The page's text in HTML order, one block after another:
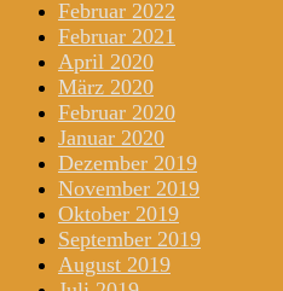
Februar 2022
Februar 2021
April 2020
März 2020
Februar 2020
Januar 2020
Dezember 2019
November 2019
Oktober 2019
September 2019
August 2019